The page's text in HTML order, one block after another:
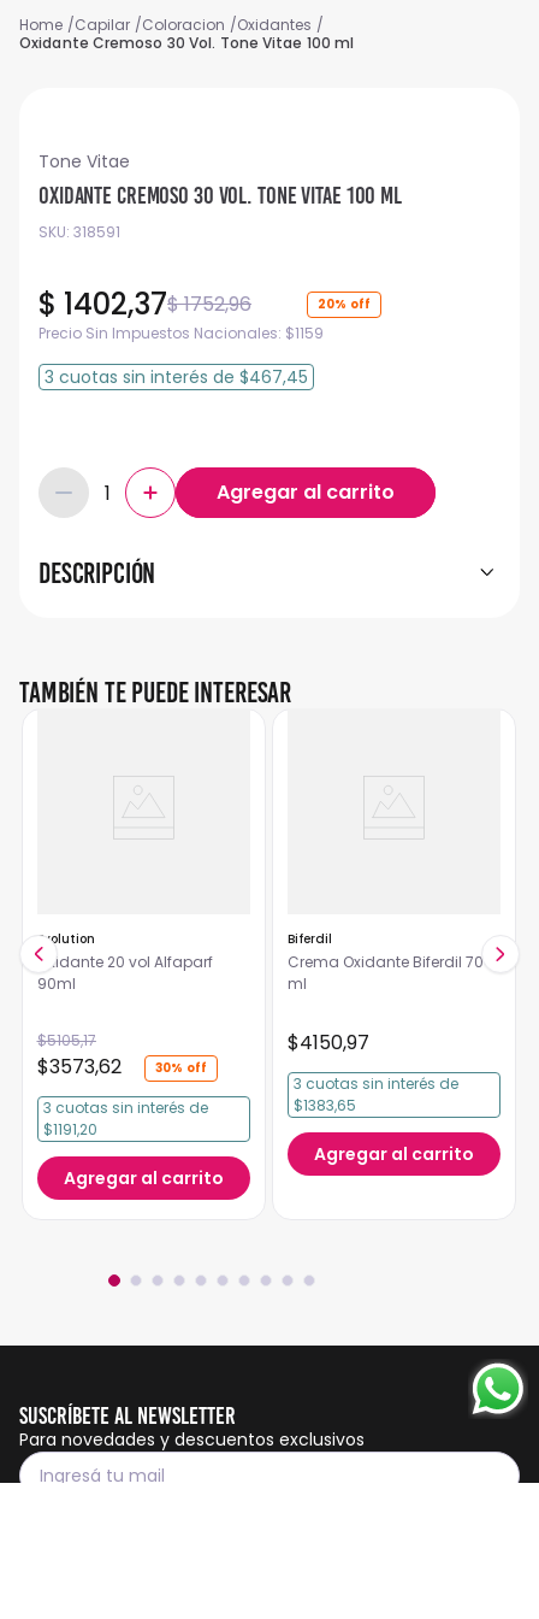
Capilar Coloracion
Oxidantes
Oxidante Cremoso 30 Vol. Tone Vitae 100 ml
Tone Vitae
Oxidante Cremoso 30 Vol. Tone Vitae 100 ml
SKU: 318591
$1752,96
$ 1402,37 20%
Precio Sin Impuestos Nacionales: $1159
3 cuotas sin interés de $467,45
Descripción
También te puede interesar
Evolution
Oxidante 20 vol Alfaparf
90ml
30%
$5105,17
$3573,62
3 cuotas sin interés de
$1191,20
Agregar al carrito
Biferdil
Crema Oxidante Biferdil 70
ml
$4150,97
3 cuotas sin interés de
$1383,65
Agregar al carrito
Suscríbete al Newsletter
Para novedades y descuentos exclusivos